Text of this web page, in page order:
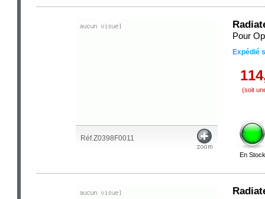
Réf.Z0398F0011
Pour
Expédié
(soit
En Stock